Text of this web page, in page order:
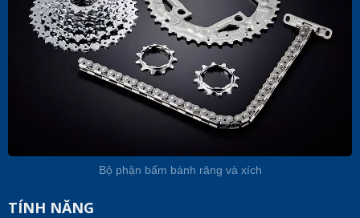
Bộ phận bấm bánh răng và xích
TÍNH NĂNG